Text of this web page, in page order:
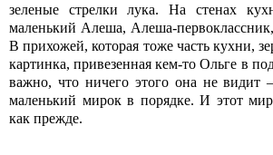
зеленые стрелки лука. На стенах
маленький Алеша, Алеша-
В прихожей, которая тоже часть кухни,
картинка, привезенная кем-то Ольге в
важно, что ничего этого она не видит
маленький мирок в порядке. И этот
как прежде.